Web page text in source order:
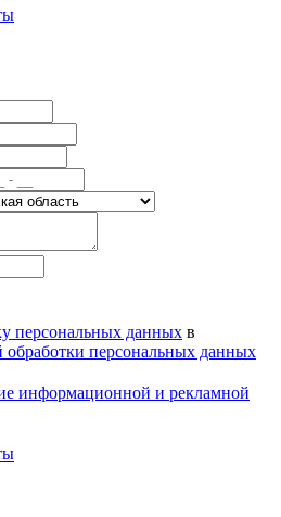
персональных данных в
обработки персональных данных
информационной и рекламной